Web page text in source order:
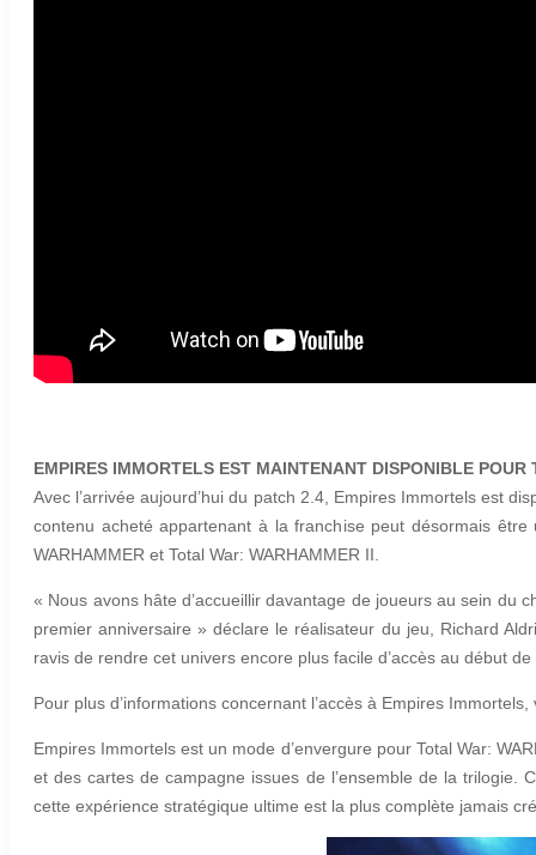
EMPIRES IMMORTELS EST MAINTENANT DISPONIBLE
Avec l’arrivée aujourd’hui du patch 2.4, Empires Immortels est
contenu acheté appartenant à la franchise peut désormais
WARHAMMER et Total War: WARHAMMER II.
« Nous avons hâte d’accueillir davantage de joueurs au sein du
premier anniversaire » déclare le réalisateur du jeu, Richard
ravis de rendre cet univers encore plus facile d’accès au début
Pour plus d’informations concernant l’accès à Empires
Empires Immortels est un mode d’envergure pour Total War:
et des cartes de campagne issues de l’ensemble de la trilogie.
cette expérience stratégique ultime est la plus complète jamais